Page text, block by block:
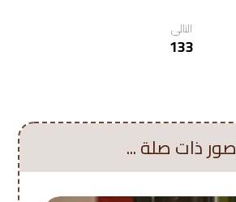
التالي
133
صور ذات صلة ...